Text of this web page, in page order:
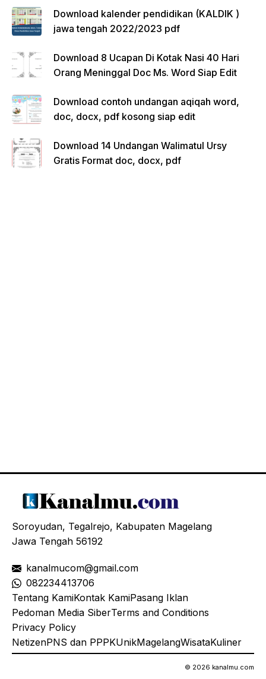
Download kalender pendidikan (KALDIK )
jawa tengah 2022/2023 pdf
Download 8 Ucapan Di Kotak Nasi 40 Hari
Orang Meninggal Doc Ms. Word Siap Edit
Download contoh undangan aqiqah word,
doc, docx, pdf kosong siap edit
Download 14 Undangan Walimatul Ursy
Gratis Format doc, docx, pdf
Soroyudan, Tegalrejo, Kabupaten Magelang
Jawa Tengah 56192
kanalmucom@gmail.com
082234413706
Tentang KamiKontak KamiPasang Iklan
Pedoman Media SiberTerms and Conditions
Privacy Policy
NetizenPNS dan PPPKUnikMagelangWisataKuliner
© 2026 kanalmu.com